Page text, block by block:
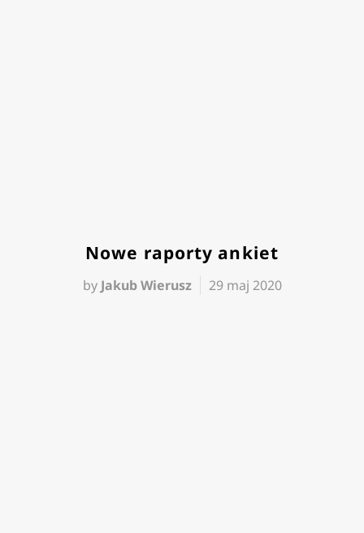
Nowe raporty ankiet
by Jakub Wierusz 29 maj 2020